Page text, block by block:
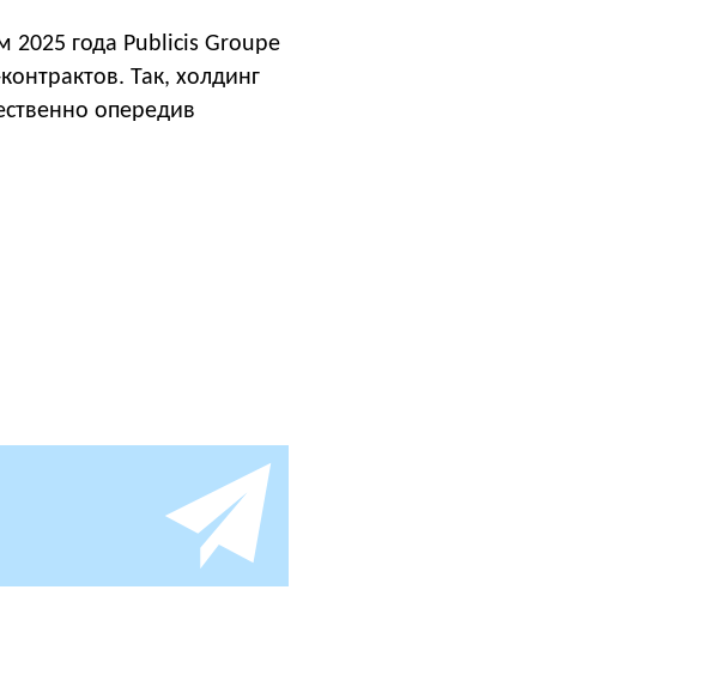
2025 года Publicis Groupe
Так, холдинг
опередив